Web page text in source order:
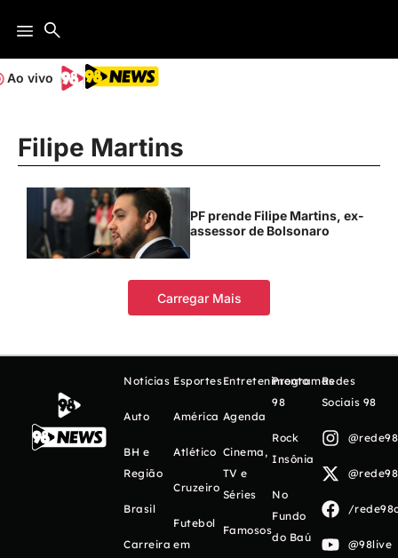
Ao vivo
Filipe Martins
PF prende Filipe Martins, ex-
assessor de Bolsonaro
Carregar Mais
Notícias
Auto
BH e
Região
Brasil
Carreira
Esportes
América
Atlético
Cruzeiro
Futebol
em
Entretenimento
Agenda
Cinema,
TV e
Séries
Famosos
Programas
98
Rock
Insônia
No
Fundo
do Baú
Redes
Sociais 98
/
@98live